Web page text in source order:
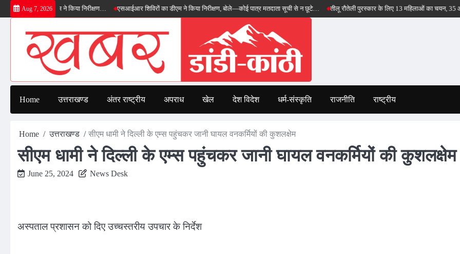
Skip
to
Aug 7, 2026
का डीएम ने किया निरीक्षण… एसआईआर शिविरों का डीएम ने किया निरीक्षण, बोले—कोई पात्र मतदाता सूची से न छूटे… तीलू रौतेली पुरस्कार के लिए 13 महिलाओं का चयन, 35 आंगनबाड़ी
Home उत्तराखण्ड अंतर राष्ट्रीय अपराध खेल देश विदेश धर्म-संस्कृति राजनीति राष्ट्रीय
Home उत्तराखण्ड सीएम धामी ने दिल्ली के एम्स पहुंचकर जानी घायल वनकर्मियों की कुशलक्षेम
सीएम धामी ने दिल्ली के एम्स पहुंचकर जानी घायल वनकर्मियों की कुशलक्षेम
June 25, 2024 News Desk
अस्पताल प्रशासन को दिए उच्चस्तरीय उपचार के निर्देश